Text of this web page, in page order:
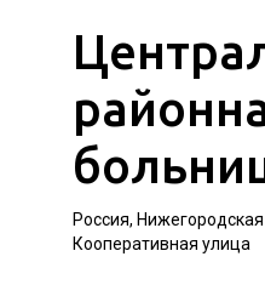
Россия,
Кооперативная улица